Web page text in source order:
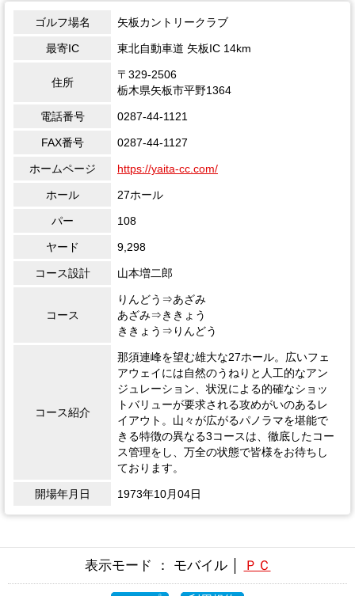
ゴルフ場名 矢板カントリークラブ
最寄IC 東北自動車道 矢板IC 14km
住所
〒329-2506
栃木県矢板市平野1364
電話番号 0287-44-1121
FAX番号 0287-44-1127
ホームページ https://yaita-cc.com/
ホール 27ホール
パー 108
ヤード 9,298
コース設計 山本増二郎
コース
りんどう⇒あざみ
あざみ⇒ききょう
ききょう⇒りんどう
コース紹介
那須連峰を望む雄大な27ホール。広いフェ
アウェイには自然のうねりと人工的なアン
ジュレーション、状況による的確なショッ
トバリューが要求される攻めがいのあるレ
イアウト。山々が広がるパノラマを堪能で
きる特徴の異なる3コースは、徹底したコー
ス管理をし、万全の状態で皆様をお待ちし
ております。
開場年月日 1973年10月04日
表示モード ： モバイル │ ＰＣ